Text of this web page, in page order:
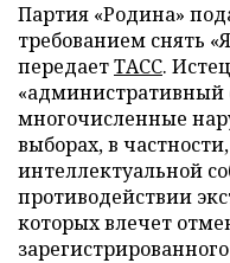
Партия «Родина»
требованием снять
передаетТАСС.
«административный
многочисленные
выборах, в
интеллектуальной
противодействии
которых влечет